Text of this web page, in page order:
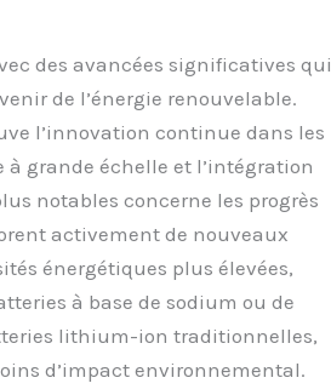
des avancées significatives qui
de l’énergie renouvelable.
l’innovation continue dans les
grande échelle et l’intégration
notables concerne les progrès
activement de nouveaux
énergétiques plus élevées,
à base de sodium ou de
lithium-ion traditionnelles,
d’impact environnemental.